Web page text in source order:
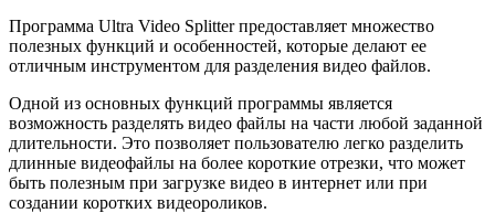
Программа Ultra Video Splitter предоставляет множество
полезных функций и особенностей, которые делают ее
отличным инструментом для разделения видео файлов.
Одной из основных функций программы является
возможность разделять видео файлы на части любой заданной
длительности. Это позволяет пользователю легко разделить
длинные видеофайлы на более короткие отрезки, что может
быть полезным при загрузке видео в интернет или при
создании коротких видеороликов.